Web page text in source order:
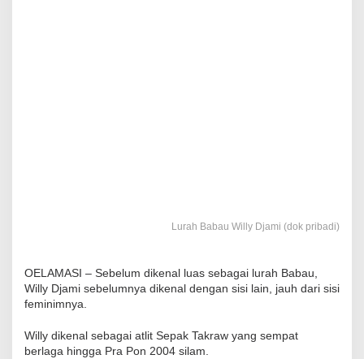
Lurah Babau Willy Djami (dok pribadi)
OELAMASI – Sebelum dikenal luas sebagai lurah Babau,
Willy Djami sebelumnya dikenal dengan sisi lain, jauh dari sisi
feminimnya.
Willy dikenal sebagai atlit Sepak Takraw yang sempat
berlaga hingga Pra Pon 2004 silam.